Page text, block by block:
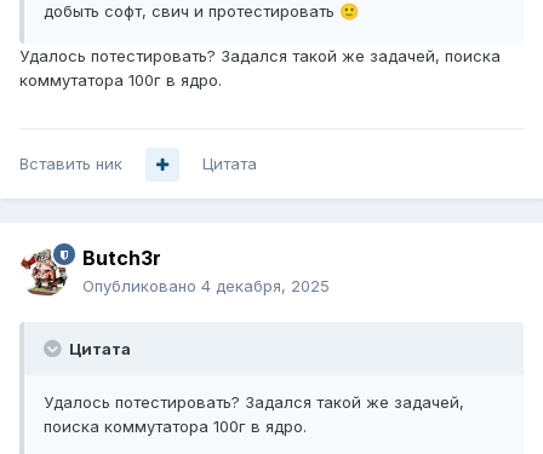
добыть софт, свич и протестировать 🙂
Удалось потестировать? Задался такой же задачей, поиска
коммутатора 100г в ядро.
Вставить ник Цитата
Butch3r
Опубликовано 4 декабря, 2025
Цитата
Удалось потестировать? Задался такой же задачей,
поиска коммутатора 100г в ядро.